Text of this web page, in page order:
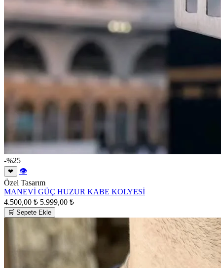
-%25
❤
👁
Özel Tasarım
MANEVİ GÜÇ HUZUR KABE KOLYESİ
4.500,00 ₺ 5.999,00 ₺
🛒 Sepete Ekle